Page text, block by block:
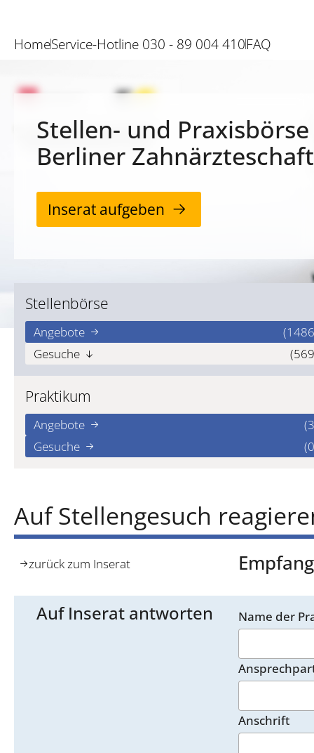
HomeService-Hotline 030 - 89 004 410FAQ
Stellen- und
Berliner Zahnärzteschaft
Inserat aufgeben
Stellenbörse
Angebote
Gesuche
Praktikum
Angebote
Gesuche
Auf Stellengesuch
zurück zum Inserat
Auf Inserat antworten Name der
Anschrift